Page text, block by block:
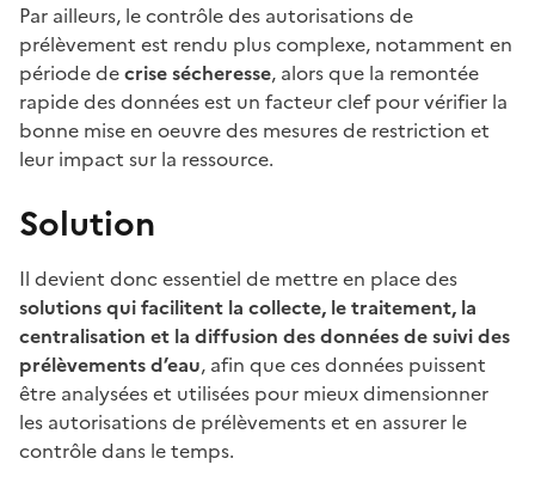
Par ailleurs, le contrôle des autorisations de
prélèvement est rendu plus complexe, notamment en
période decrise sécheresse, alors que la remontée
rapide des données est un facteur clef pour vérifier la
bonne mise en oeuvre des mesures de restriction et
leur impact sur la ressource.
Solution
Il devient donc essentiel de mettre en place des
solutions qui facilitent la collecte, le traitement, la
centralisation et la diffusion des données de suivi des
prélèvements d’eau, afin que ces données puissent
être analysées et utilisées pour mieux dimensionner
les autorisations de prélèvements et en assurer le
contrôle dans le temps.